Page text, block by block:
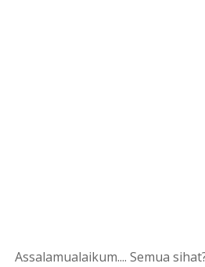
Assalamualaikum.... Semua